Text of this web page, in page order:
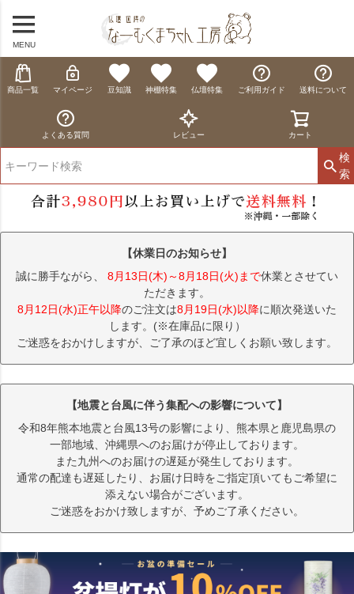
MENU
商品一覧 マイページ 豆知識 神棚特集 仏壇特集 ご利用ガイド 送料について
よくある質問 レビュー カート
検
索
【休業日のお知らせ】
誠に勝手ながら、 8月13日(木)～8月18日(火)まで休業とさせてい
ただきます。
8月12日(水)正午以降のご注文は8月19日(水)以降に順次発送いた
します。(※在庫品に限り）
ご迷惑をおかけしますが、ご了承のほど宜しくお願い致します。
【地震と台風に伴う集配への影響について】
令和8年熊本地震と台風13号の影響により、熊本県と鹿児島県の
一部地域、沖縄県へのお届けが停止しております。
また九州へのお届けの遅延が発生しております。
通常の配達も遅延したり、お届け日時をご指定頂いてもご希望に
添えない場合がございます。
ご迷惑をおかけ致しますが、予めご了承ください。